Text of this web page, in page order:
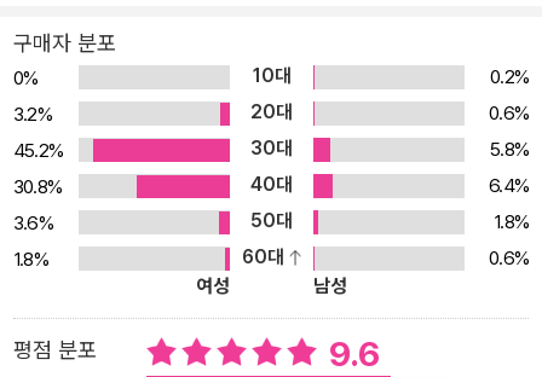
구매자 분포
0% 10대
0.2%
3.2%
20대
0.6%
45.2%
30대
5.8%
30.8%
40대
6.4%
3.6%
50대
1.8%
1.8%
60대
0.6%
여성
남성
평점 분포 9.6